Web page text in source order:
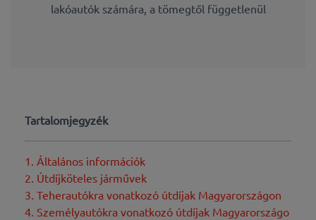
lakóautók számára, a tömegtől függetlenül
Tartalomjegyzék
1. Általános információk
2. Útdíjköteles járművek
3. Teherautókra vonatkozó útdíjak Magyarországon
4. Személyautókra vonatkozó útdíjak Magyarországo